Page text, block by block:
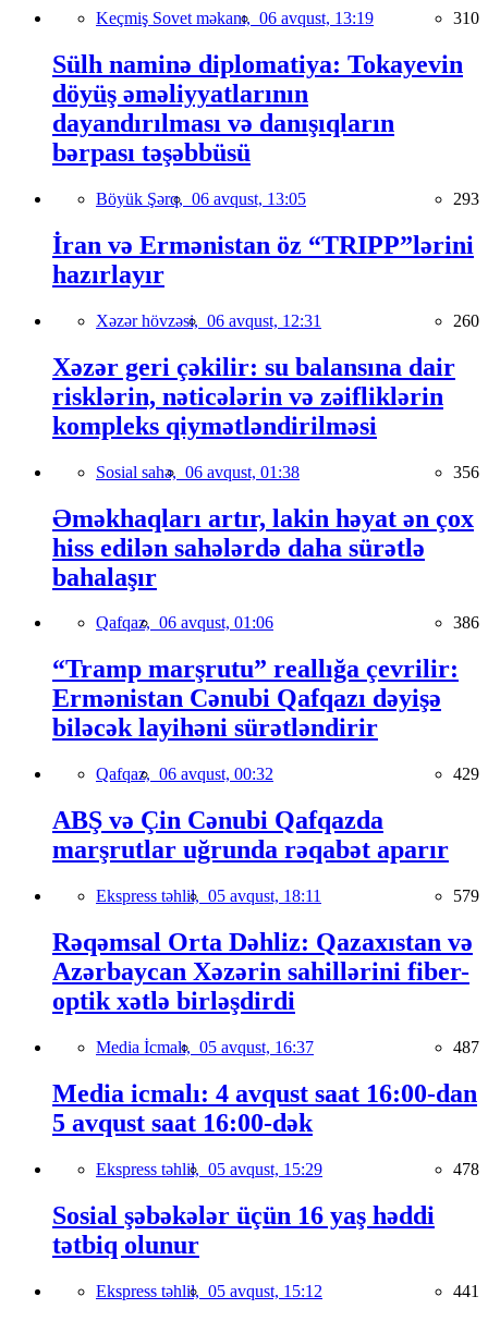
Keçmiş Sovet məkanı, 06 avqust, 13:19 310
Sülh naminə diplomatiya: Tokayevin
döyüş əməliyyatlarının
dayandırılması və danışıqların
bərpası təşəbbüsü
Böyük Şərq, 06 avqust, 13:05 293
İran və Ermənistan öz “TRIPP”lərini
hazırlayır
Xəzər hövzəsi, 06 avqust, 12:31 260
Xəzər geri çəkilir: su balansına dair
risklərin, nəticələrin və zəifliklərin
kompleks qiymətləndirilməsi
Sosial sahə, 06 avqust, 01:38 356
Əməkhaqları artır, lakin həyat ən çox
hiss edilən sahələrdə daha sürətlə
bahalaşır
Qafqaz, 06 avqust, 01:06 386
“Tramp marşrutu” reallığa çevrilir:
Ermənistan Cənubi Qafqazı dəyişə
biləcək layihəni sürətləndirir
Qafqaz, 06 avqust, 00:32 429
ABŞ və Çin Cənubi Qafqazda
marşrutlar uğrunda rəqabət aparır
Ekspress təhlil, 05 avqust, 18:11 579
Rəqəmsal Orta Dəhliz: Qazaxıstan və
Azərbaycan Xəzərin sahillərini fiber-
optik xətlə birləşdirdi
Media İcmalı, 05 avqust, 16:37 487
Media icmalı: 4 avqust saat 16:00-dan
5 avqust saat 16:00-dək
Ekspress təhlil, 05 avqust, 15:29 478
Sosial şəbəkələr üçün 16 yaş həddi
tətbiq olunur
Ekspress təhlil, 05 avqust, 15:12 441